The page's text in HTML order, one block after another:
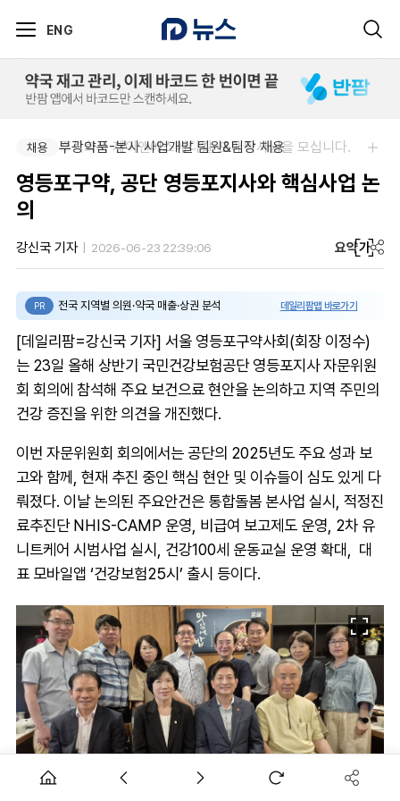
ENG
채용 주식회사 제이앤에스메디칼-도매약사님을 모십니다.
채용 부광약품-본사 사업개발 팀원&팀장 채용
영등포구약, 공단 영등포지사와 핵심사업 논
의
강신국 기자 2026-06-23 22:39:06 요약가
PR 전국 지역별 의원·약국 매출·상권 분석 데일리팜맵 바로가기
[데일리팜=강신국 기자] 서울 영등포구약사회(회장 이정수)
는 23일 올해 상반기 국민건강보험공단 영등포지사 자문위원
회 회의에 참석해 주요 보건으료 현안을 논의하고 지역 주민의
건강 증진을 위한 의견을 개진했다.
이번 자문위원회 회의에서는 공단의 2025년도 주요 성과 보
고와 함께, 현재 추진 중인 핵심 현안 및 이슈들이 심도 있게 다
뤄졌다. 이날 논의된 주요안건은 통합돌봄 본사업 실시, 적정진
료추진단 NHIS-CAMP 운영, 비급여 보고제도 운영, 2차 유
니트케어 시범사업 실시, 건강100세 운동교실 운영 확대, 대
표 모바일앱 ‘건강보험25시’ 출시 등이다.